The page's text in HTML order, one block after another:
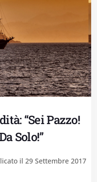
“Sei Pazzo!
Solo!”
il 29 Settembre 2017